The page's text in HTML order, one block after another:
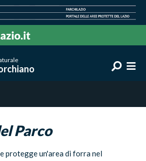
Parco
protegge un'area di forra nel